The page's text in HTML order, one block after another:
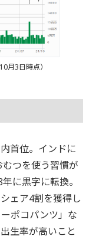
月3日時点）
首位。インドに
つを使う習慣が
に黒字に転換。
ェア4割を獲得し
ポコパンツ」な
生率が高いこと